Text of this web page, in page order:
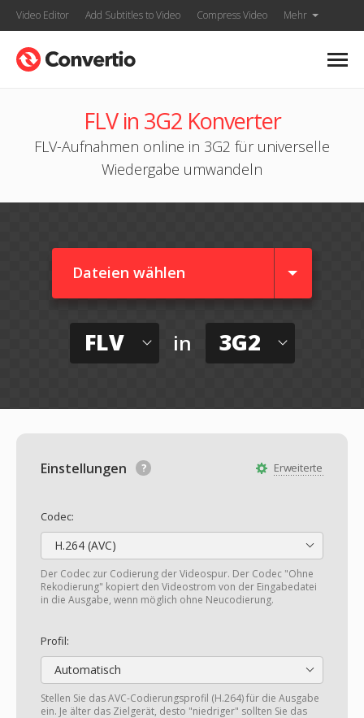
Video Editor Add Subtitles to Video Compress Video Mehr
FLV in 3G2 Konverter
FLV-Aufnahmen online in 3G2 für universelle
Wiedergabe umwandeln
Dateien wählen
FLV in 3G2
Erweiterte
Einstellungen
Codec:
H.264 (AVC)
Der Codec zur Codierung der Videospur. Der Codec "Ohne
Rekodierung" kopiert den Videostrom von der Eingabedatei
in die Ausgabe, wenn möglich ohne Neucodierung.
Profil:
Automatisch
Stellen Sie das AVC-Codierungsprofil (H.264) für die Ausgabe
ein. Je älter das Zielgerät, desto "niedriger" sollten Sie das